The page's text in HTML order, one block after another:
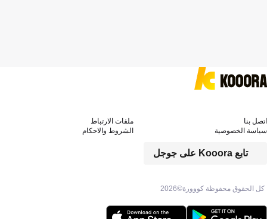
كل الحقوق محفوظة كووورة©2026
تابع Kooora على جوجل
اتصل بنا
ملفات الارتباط
سياسة الخصوصية
الشروط والاحكام